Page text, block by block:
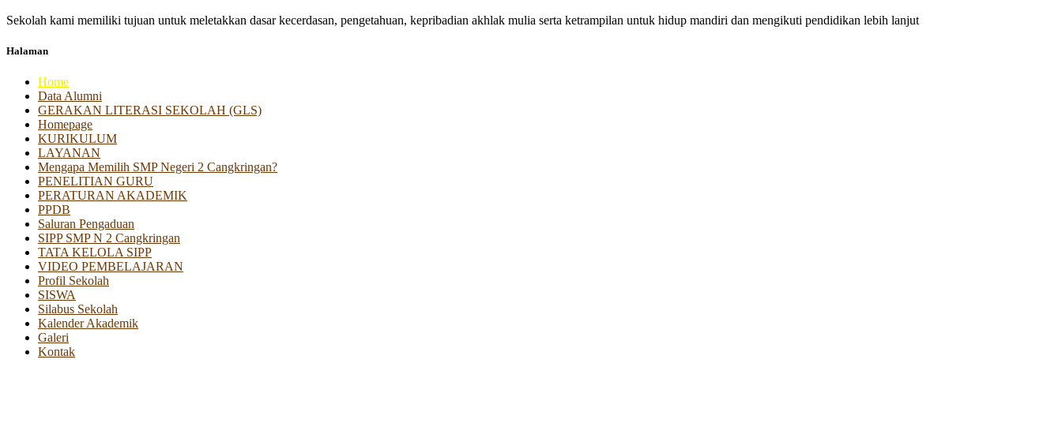
Sekolah kami memiliki tujuan untuk meletakkan dasar kecerdasan, pengetahuan, kepribadian akhlak mulia serta ketrampilan untuk hidup mandiri dan mengikuti pendidikan lebih lanjut
Halaman
Home
Data Alumni
GERAKAN LITERASI SEKOLAH (GLS)
Homepage
KURIKULUM
LAYANAN
Mengapa Memilih SMP Negeri 2 Cangkringan?
PENELITIAN GURU
PERATURAN AKADEMIK
PPDB
Saluran Pengaduan
SIPP SMP N 2 Cangkringan
TATA KELOLA SIPP
VIDEO PEMBELAJARAN
Profil Sekolah
SISWA
Silabus Sekolah
Kalender Akademik
Galeri
Kontak